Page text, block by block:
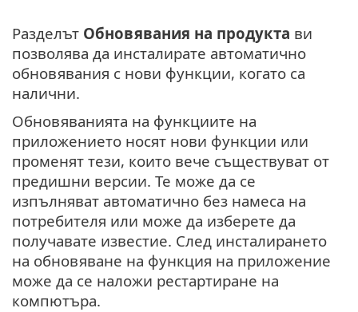
Разделът Обновявания на продукта ви
позволява да инсталирате автоматично
обновявания с нови функции, когато са
налични.
Обновяванията на функциите на
приложението носят нови функции или
променят тези, които вече съществуват от
предишни версии. Те може да се
изпълняват автоматично без намеса на
потребителя или може да изберете да
получавате известие. След инсталирането
на обновяване на функция на приложение
може да се наложи рестартиране на
компютъра.